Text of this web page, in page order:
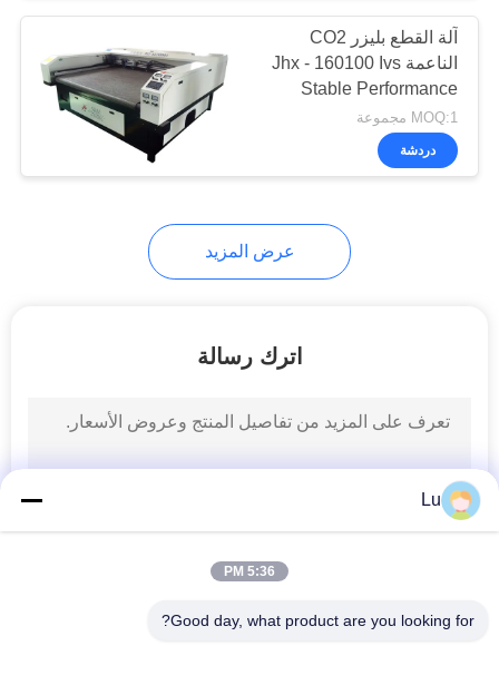
آلة قطع القماش
بالليزر
Leather.Shoes آلة
آلة قطع السجاد
11
آلة القطع بليزر CO2
الناعمة Jhx - 160100 Ivs
Stable Performance
MOQ:1 مجموعة
دردشة
عرض المزيد
اترك رسالة
Lu
5:36 PM
Good day, what product are you looking for?